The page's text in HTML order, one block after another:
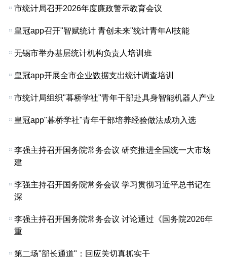
市统计局召开2026年度廉政警示教育会议
皇冠app召开"智赋统计 青创未来"统计青年AI技能
无锡市举办基层统计机构负责人培训班
皇冠app开展全市企业数据支出统计调查培训
市统计局组织"暮桥学社"青年干部赴具身智能机器人产业
皇冠app"暮桥学社"青年干部培养经验做法成功入选
李强主持召开国务院常务会议 研究推进全国统一大市场
建
李强主持召开国务院常务会议 学习贯彻习近平总书记在
深
李强主持召开国务院常务会议 讨论通过《国务院2026年
重
第二场"部长通道"：回应关切真抓实干